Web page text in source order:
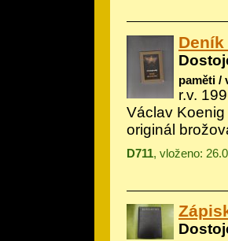
paměti /
r.v.
Václav Koenig
originál
D711, vloženo: